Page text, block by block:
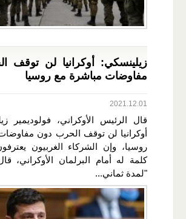
زيلينسكي: أوكرانيا لن توقف
مفاوضات مباشرة مع روسيا
2021.12.01
قال الرئيس الأوكراني، فولوديمير
أوكرانيا لن توقف الحرب دون
روسيا، وإن الشركاء الغربيون
كلمة له أمام البرلمان الأوكراني،
"لمدة ثماني...